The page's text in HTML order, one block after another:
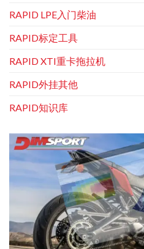
RAPID LPE入门柴油
RAPID标定工具
RAPID XTI重卡拖拉机
RAPID外挂其他
RAPID知识库